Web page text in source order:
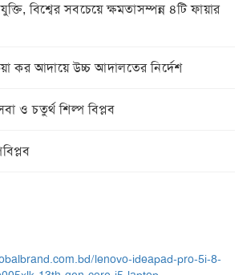
বিশ্বের সবচেয়ে ক্ষমতাসম্পন্ন ৪টি ফায়ার
কর আদায়ে উচ্চ আদালতের নির্দেশ
ও চতুর্থ শিল্প বিপ্লব